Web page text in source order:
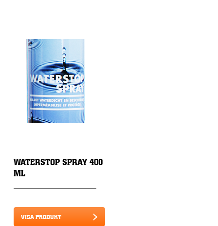
WATERSTOP SPRAY 400
ML
VISA PRODUKT